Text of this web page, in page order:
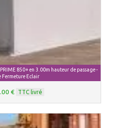
850+ en 3.00m hauteur de passage -
Fermeture Eclair
€ TTC livré